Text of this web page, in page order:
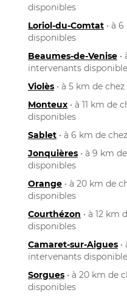
disponibles
Loriol-du-Comtat • à
disponibles
Beaumes-de-Venise •
intervenants
Violès • à 5 km de
Monteux • à 11 km de
disponibles
Sablet • à 6 km de
Jonquières • à 9 km
disponibles
Orange • à 20 km de
disponibles
Courthézon • à 12 km
disponibles
Camaret-sur-Aigues
intervenants
Sorgues • à 20 km de
disponibles